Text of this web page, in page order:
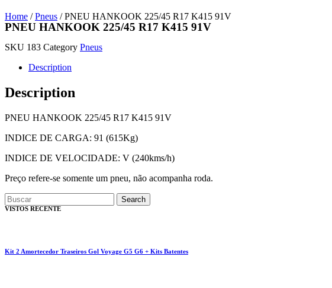
Home /Pneus / PNEU HANKOOK 225/45 R17 K415 91V
PNEU HANKOOK 225/45 R17 K415 91V
SKU 183 Category Pneus
Description
Description
PNEU HANKOOK 225/45 R17 K415 91V
INDICE DE CARGA: 91 (615Kg)
INDICE DE VELOCIDADE: V (240kms/h)
Preço refere-se somente um pneu, não acompanha roda.
Search
VISTOS RECENTE
Kit 2 Amortecedor Traseiros Gol Voyage G5 G6 + Kits Batentes